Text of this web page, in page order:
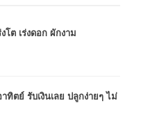
โต เร่งดอก ผักงาม
ทิตย์ รับเงินเลย ปลูกง่ายๆ ไม่